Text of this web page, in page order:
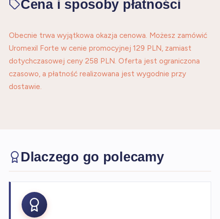
Cena i sposoby płatności
Obecnie trwa wyjątkowa okazja cenowa. Możesz zamówić
Uromexil Forte w cenie promocyjnej 129 PLN, zamiast
dotychczasowej ceny 258 PLN. Oferta jest ograniczona
czasowo, a płatność realizowana jest wygodnie przy
dostawie.
Dlaczego go polecamy